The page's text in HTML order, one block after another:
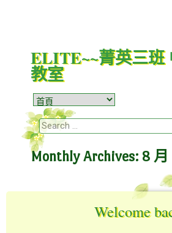
ELITE~~菁英三班
教室
Menu
Skip to content
Search
Monthly Archives: 8 月
Welcome